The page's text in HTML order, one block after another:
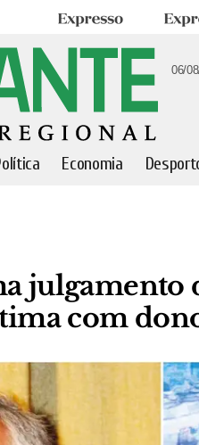
Expresso
06/
Economia
julgamento
com